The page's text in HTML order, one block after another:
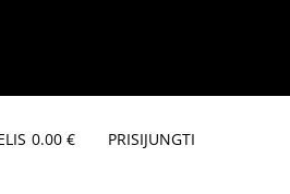
0.00 € PRISIJUNGTI